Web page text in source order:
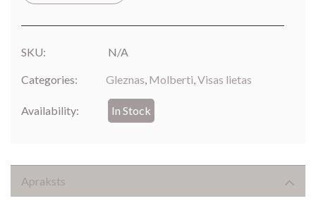
SKU: N/A
Categories: Gleznas Molberti Visas lietas
Availability: In Stock
Apraksts